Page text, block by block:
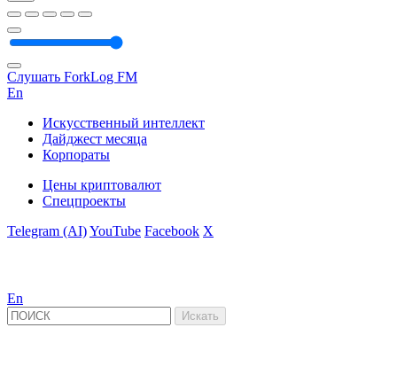
Слушать ForkLog FM
En
Искусственный интеллект
Дайджест месяца
Корпораты
Цены криптовалют
Спецпроекты
Telegram (AI)YouTube Facebook X
En